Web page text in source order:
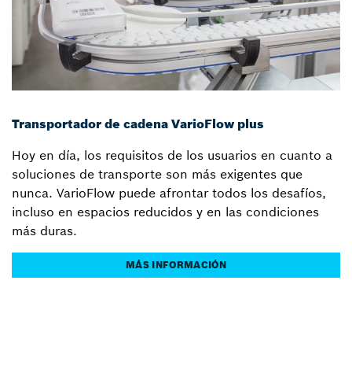
Transportador de cadena VarioFlow plus
Hoy en día, los requisitos de los usuarios en cuanto a
soluciones de transporte son más exigentes que
nunca. VarioFlow puede afrontar todos los desafíos,
incluso en espacios reducidos y en las condiciones
más duras.
MÁS INFORMACIÓN